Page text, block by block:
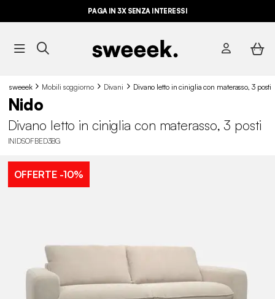
PAGA IN 3X SENZA INTERESSI
sweeek Mobili soggiorno Divani Divano letto in ciniglia con materasso, 3 posti
Nido
Divano letto in ciniglia con materasso, 3 posti
INIDSOFBED3BG
OFFERTE-10%